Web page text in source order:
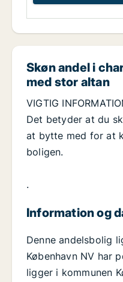
Skøn andel i
med stor altan
VIGTIG
Det betyder at du
at bytte med for at
boligen.
.
Information og
Denne andelsbolig
København NV har
ligger i kommunen